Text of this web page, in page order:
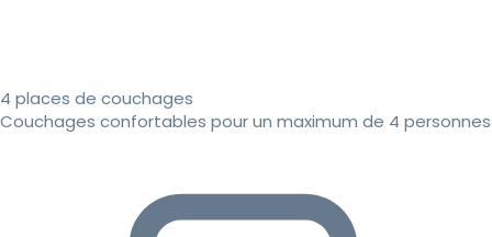
4 places de couchages
Couchages confortables pour un maximum de 4 personnes